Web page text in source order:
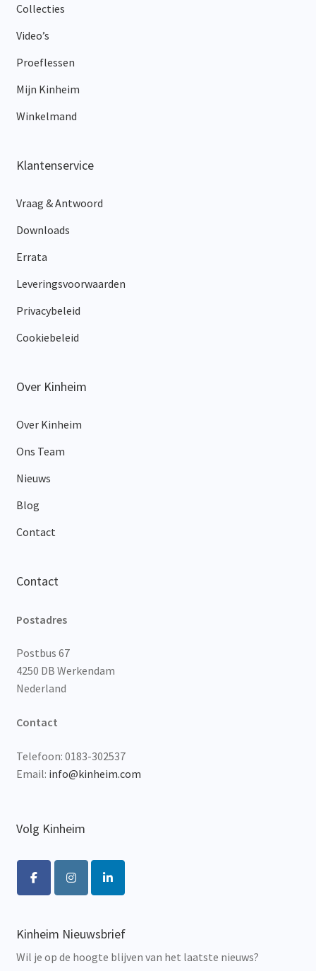
Collecties
Video’s
Proeflessen
Mijn Kinheim
Winkelmand
Klantenservice
Vraag & Antwoord
Downloads
Errata
Leveringsvoorwaarden
Privacybeleid
Cookiebeleid
Over Kinheim
Over Kinheim
Ons Team
Nieuws
Blog
Contact
Contact
Postadres
Postbus 67
4250 DB Werkendam
Nederland
Contact
Telefoon: 0183-302537
Email: info@kinheim.com
Volg Kinheim
Kinheim Nieuwsbrief
Wil je op de hoogte blijven van het laatste nieuws?